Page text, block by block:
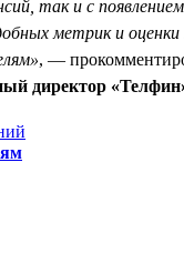
так и с
метрик и оценки
, —
директор